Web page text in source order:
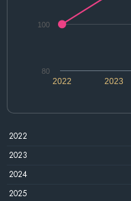
2022 2023
80
100
2022
2023
2024
2025